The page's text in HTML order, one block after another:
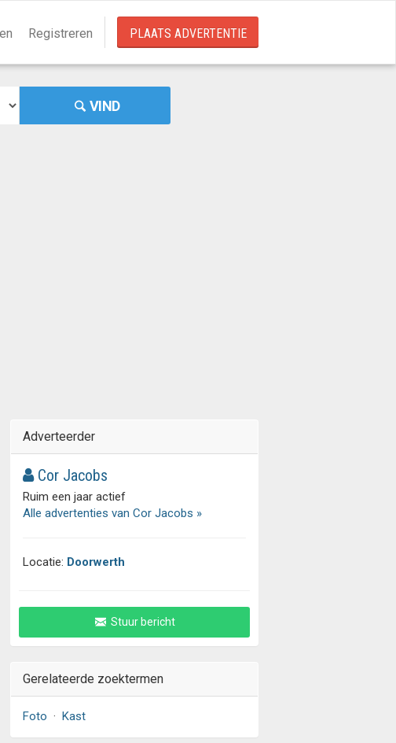
Registreren PLAATS ADVERTENTIE
VIND
Adverteerder
Cor Jacobs
Ruim een jaar actief
Alle advertenties van Cor Jacobs »
Locatie: Doorwerth
Stuur bericht
Gerelateerde zoektermen
Foto · Kast